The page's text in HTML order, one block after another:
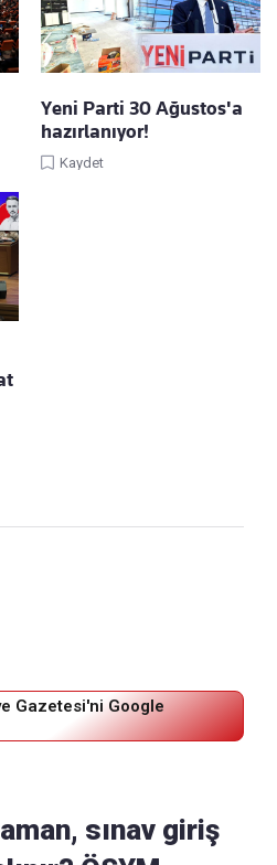
Yeni Parti 30 Ağustos'a
hazırlanıyor!
Kaydet
Gazetesi'ni Google
sınav giriş